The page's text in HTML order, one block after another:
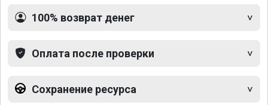
100% возврат денег
Оплата после проверки
Сохранение ресурса